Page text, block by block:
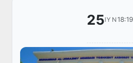
25IYN18:19